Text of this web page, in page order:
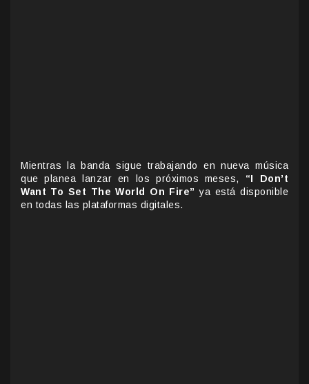
Mientras la banda sigue trabajando en nueva música
que planea lanzar en los próximos meses, “I Don’t
Want To Set The World On Fire”ya está disponible
en todas las plataformas digitales.